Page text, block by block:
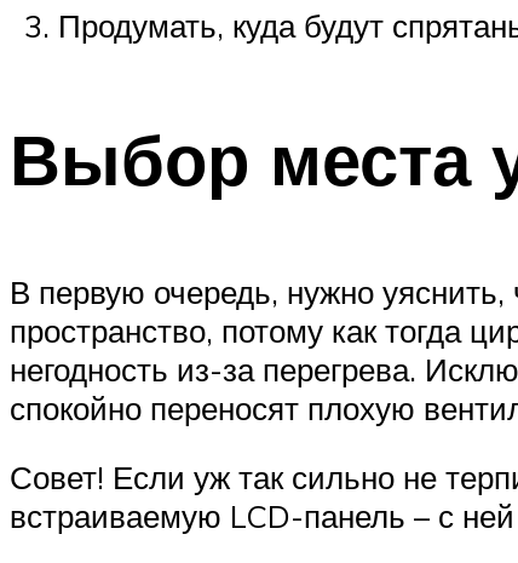
Продумать, куда будут
Выбор места
В первую очередь, нужно
пространство, потому как тогда
негодность из-за перегрева.
спокойно переносят плохую
Совет! Если уж так сильно не
встраиваемую LCD-панель – с